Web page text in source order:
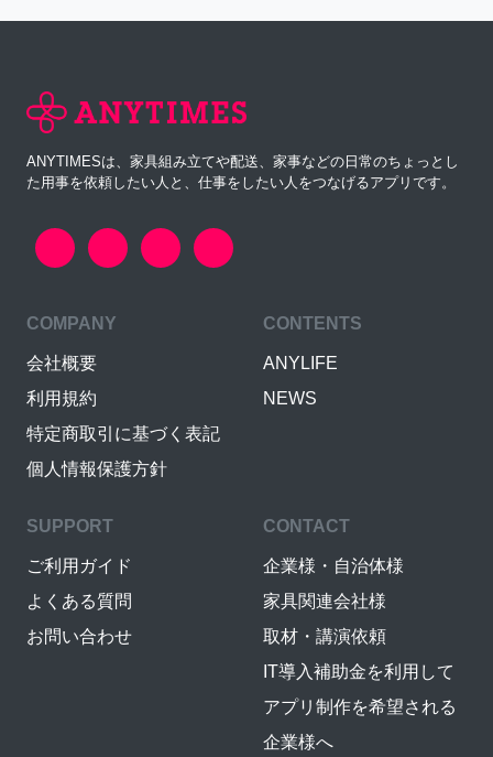
ANYTIMESは、家具組み立てや配送、家事などの日常のちょっとし
た用事を依頼したい人と、仕事をしたい人をつなげるアプリです。
COMPANY
会社概要
利用規約
特定商取引に基づく表記
個人情報保護方針
CONTENTS
ANYLIFE
NEWS
SUPPORT
ご利用ガイド
よくある質問
お問い合わせ
CONTACT
企業様・自治体様
家具関連会社様
取材・講演依頼
IT導入補助金を利用して
アプリ制作を希望される
企業様へ